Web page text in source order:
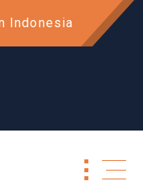
Indonesia